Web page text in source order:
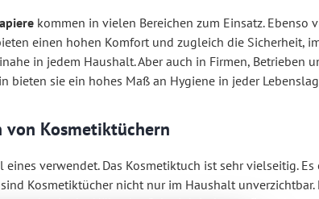
kommen in vielen Bereichen zum Einsatz.
einen hohen Komfort und zugleich die Sicherheit,
in jedem Haushalt. Aber auch in Firmen, Betrieben
bieten sie ein hohes Maß an Hygiene in jeder
von Kosmetiktüchern
verwendet. Das Kosmetiktuch ist sehr vielseitig.
Kosmetiktücher nicht nur im Haushalt